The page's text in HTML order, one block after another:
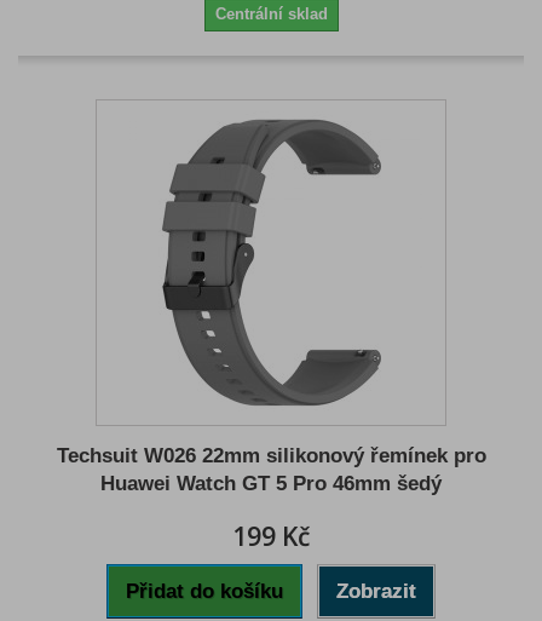
Centrální sklad
Techsuit W026 22mm silikonový řemínek pro
Huawei Watch GT 5 Pro 46mm šedý
199 Kč
Přidat do košíku Zobrazit